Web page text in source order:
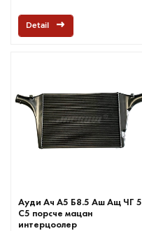
Detail
Ауди Ач А5 Б8.5 Аш Ащ ЧГ 5
С5 порсче мацан
интерцоолер